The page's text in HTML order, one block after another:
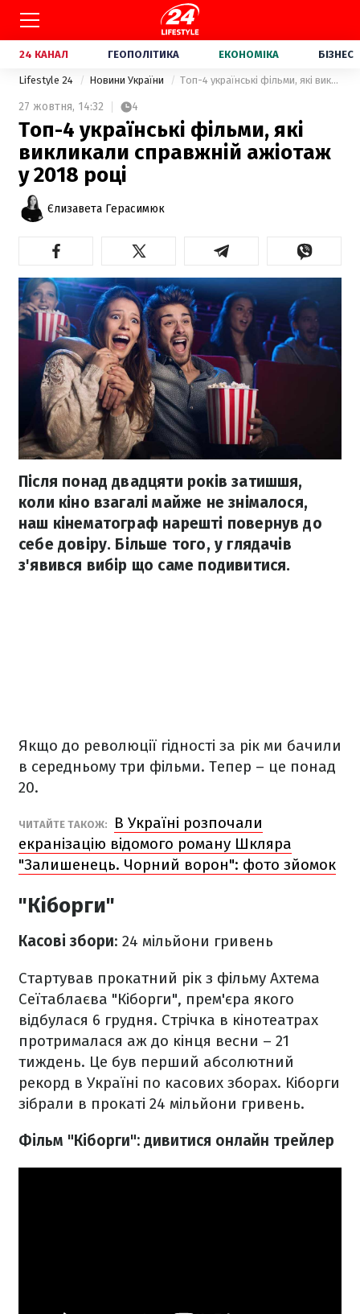
24 КАНАЛ ГЕОПОЛІТИКА ЕКОНОМІКА БІЗНЕС
Lifestyle 24 Новини України Топ-4 українські фільми, які викликали справжній ажіотаж у 2018 році
27 жовтня, 14:32 4
Топ-4 українські фільми, які
викликали справжній ажіотаж
у 2018 році
Єлизавета Герасимюк
Після понад двадцяти років затишшя,
коли кіно взагалі майже не знімалося,
наш кінематограф нарешті повернув до
себе довіру. Більше того, у глядачів
з'явився вибір що саме подивитися.
Якщо до революції гідності за рік ми бачили
в середньому три фільми. Тепер – це понад
20.
ЧИТАЙТЕ ТАКОЖ:
В Україні розпочали
екранізацію відомого роману Шкляра
"Залишенець. Чорний ворон": фото зйомок
"Кіборги"
Касові збори: 24 мільйони гривень
Стартував прокатний рік з фільму Ахтема
Сеїтаблаєва "Кіборги", прем'єра якого
відбулася 6 грудня. Стрічка в кінотеатрах
протрималася аж до кінця весни – 21
тиждень. Це був перший абсолютний
рекорд в Україні по касових зборах. Кіборги
зібрали в прокаті 24 мільйони гривень.
Фільм "Кіборги": дивитися онлайн трейлер